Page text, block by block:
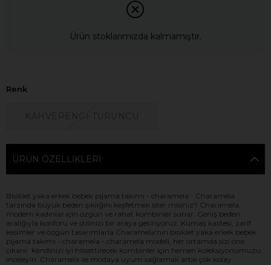
Ürün stoklarımızda kalmamıştır.
Renk
ÜRÜN ÖZELLIKLERI
Bisiklet yaka erkek bebek pijama takımı - charamela - Charamela
tarzında büyük beden şıklığını keşfetmek ister misiniz? Charamela,
modern kadınlar için özgün ve rahat kombinler sunar. Geniş beden
aralığıyla konforu ve stilinizi bir araya getiriyoruz. Kumaş kalitesi, zarif
kesimler ve özgün tasarımlarla Charamela'nın bisiklet yaka erkek bebek
pijama takımı - charamela - charamela modeli, her ortamda sizi öne
çıkarır. Kendinizi iyi hissettirecek kombinler için hemen koleksiyonumuzu
inceleyin. Charamela ile modaya uyum sağlamak artık çok kolay.